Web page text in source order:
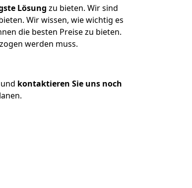
Lösung zu bieten. Wir sind
Wir wissen, wie wichtig es
die besten Preise zu bieten.
werden muss.
kontaktieren Sie uns noch